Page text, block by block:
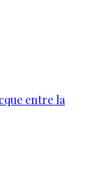
entre la